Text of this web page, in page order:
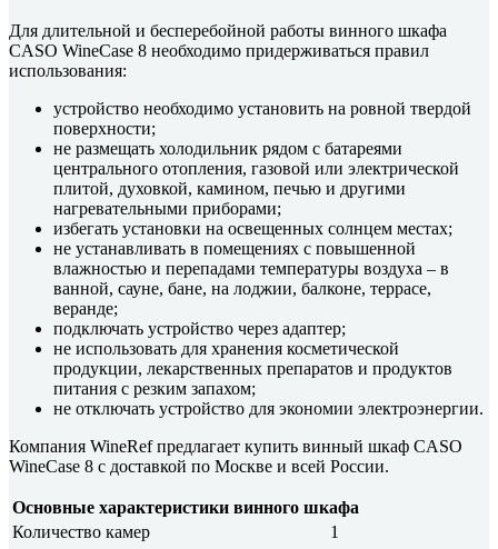
Для длительной и бесперебойной работы винного шкафа
CASO WineCase 8 необходимо придерживаться правил
использования:
устройство необходимо установить на ровной твердой
поверхности;
не размещать холодильник рядом с батареями
центрального отопления, газовой или электрической
плитой, духовкой, камином, печью и другими
нагревательными приборами;
избегать установки на освещенных солнцем местах;
не устанавливать в помещениях с повышенной
влажностью и перепадами температуры воздуха – в
ванной, сауне, бане, на лоджии, балконе, террасе,
веранде;
подключать устройство через адаптер;
не использовать для хранения косметической
продукции, лекарственных препаратов и продуктов
питания с резким запахом;
не отключать устройство для экономии электроэнергии.
Компания WineRef предлагает купить винный шкаф CASO
WineCase 8 с доставкой по Москве и всей России.
Основные характеристики винного шкафа
Количество камер
1